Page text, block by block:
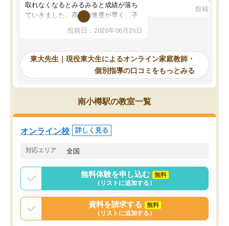
取れなくなるとみるみると成績が落ち
ていきました。高校の進度が早く、子
供も家に帰って勉強の話すると嫌な反
応を示します。東大先生にお願いして
れるので、親としても安心です。毎日
使える自習室とかもあり、わからない
ところがあれば先生が回答してくれる
のも重宝しています。
投稿日：2026年06月26日
で、当初は模試でD判定
自習室が毎日使えていつ
るのが心強かったよう
謝です。
投稿日：
東大先生｜現役東大生によるオンライン家庭教師・
個別指導の口コミをもっとみる
南小樽駅の教室一覧
オンライン校 詳しく見る
対応エリア 全国
無料体験を申し込む
無料
（リストに追加する）
資料を請求する
無料
（リストに追加する）